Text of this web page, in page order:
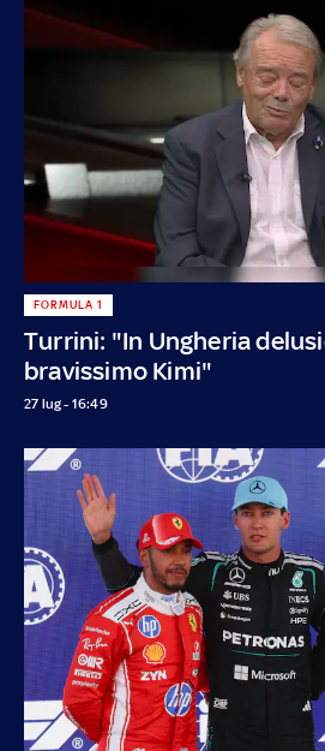
Turrini: "In Ungheria
bravissimo Kimi"
FORMULA 1
27 lug - 16:49